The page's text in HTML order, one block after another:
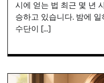
시에 얻는 법 최근 몇 년
승하고 있습니다. 밤에
수단이 […]